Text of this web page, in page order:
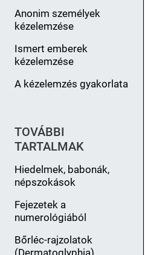
Anonim személyek
kézelemzése
Ismert emberek
kézelemzése
A kézelemzés gyakorlata
TOVÁBBI
TARTALMAK
Hiedelmek, babonák,
népszokások
Fejezetek a
numerológiából
Bőrléc-rajzolatok